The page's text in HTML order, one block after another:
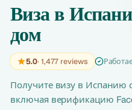
Виза в
дом
5.0· 1,477 reviews
Получите визу в Испанию
включая верификацию